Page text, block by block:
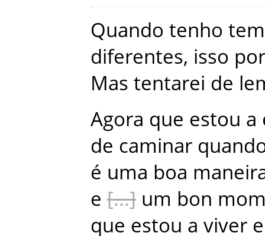
Quando tenho
diferentes, isso
Mas tentarei de
Agora que estou a
de caminar
é uma boa
e
um bon
que estou a viver e